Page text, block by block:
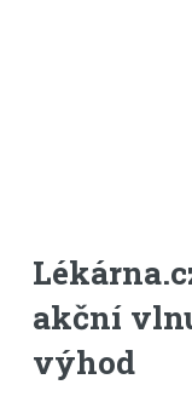
akční
výhod